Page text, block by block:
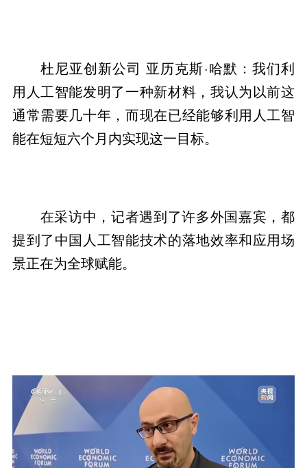
杜尼亚创新公司 亚历克斯·哈默：我们利
用人工智能发明了一种新材料，我认为以前这
通常需要几十年，而现在已经能够利用人工智
能在短短六个月内实现这一目标。
在采访中，记者遇到了许多外国嘉宾，都
提到了中国人工智能技术的落地效率和应用场
景正在为全球赋能。